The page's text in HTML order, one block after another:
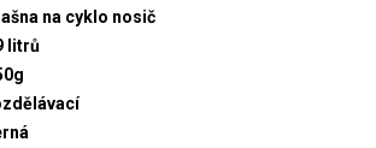
na cyklo nosič
litrů